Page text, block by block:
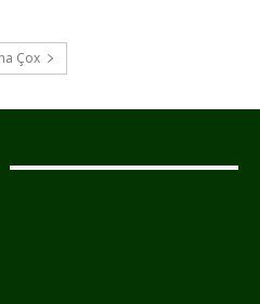
Çox